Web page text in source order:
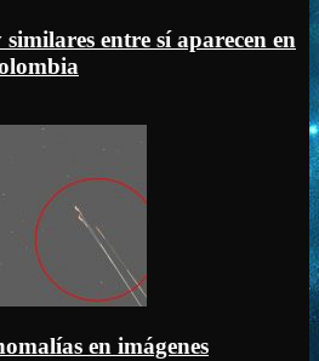
entre sí aparecen en
en imágenes